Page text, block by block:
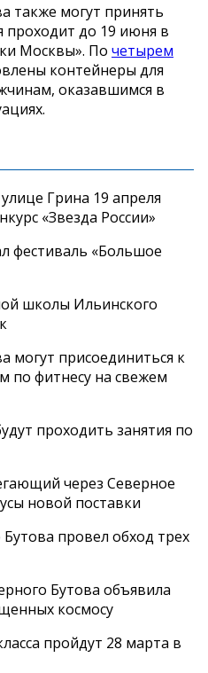
также могут принять
проходит до 19 июня в
Москвы». По четырем
контейнеры для
оказавшимся в
Грина 19 апреля
«Звезда России»
фестиваль «Большое
школы Ильинского
могут присоединиться к
по фитнесу на свежем
проходить занятия по
через Северное
новой поставки
провел обход трех
Бутова объявила
космосу
пройдут 28 марта в